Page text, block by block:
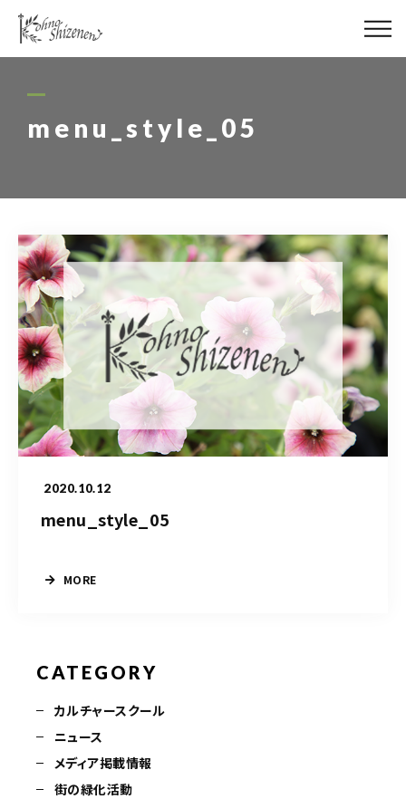
menu_style_05
2020.10.12
menu_style_05
MORE
CATEGORY
カルチャースクール
ニュース
メディア掲載情報
街の緑化活動
メディア
講座予約カレンダー
ネットショップ
YouTube
造園/施工専用HP
営業時間